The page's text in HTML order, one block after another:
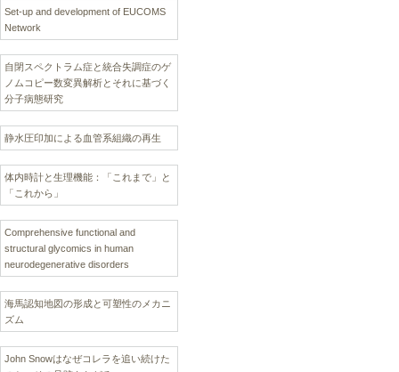
Set-up and development of EUCOMS
Network
自閉スペクトラム症と統合失調症のゲ
ノムコピー数変異解析とそれに基づく
分子病態研究
静水圧印加による血管系組織の再生
体内時計と生理機能：「これまで」と
「これから」
Comprehensive functional and
structural glycomics in human
neurodegenerative disorders
海馬認知地図の形成と可塑性のメカニ
ズム
John Snowはなぜコレラを追い続けた